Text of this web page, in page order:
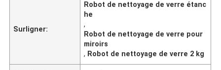
Surligner:
Robot de nettoyage de verre étanc
he
,
Robot de nettoyage de verre pour
miroirs
, Robot de nettoyage de verre 2 kg